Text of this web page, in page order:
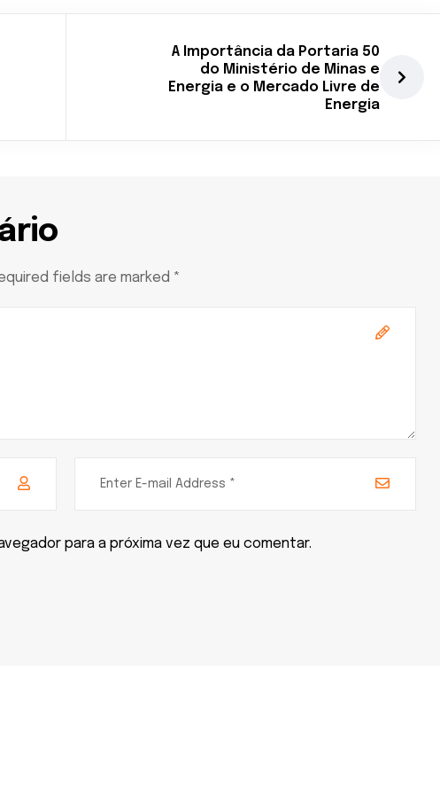
A Importância da Portaria 50
do Ministério de Minas e
Energia e o Mercado Livre de
Energia
fields are marked *
para a próxima vez que eu comentar.